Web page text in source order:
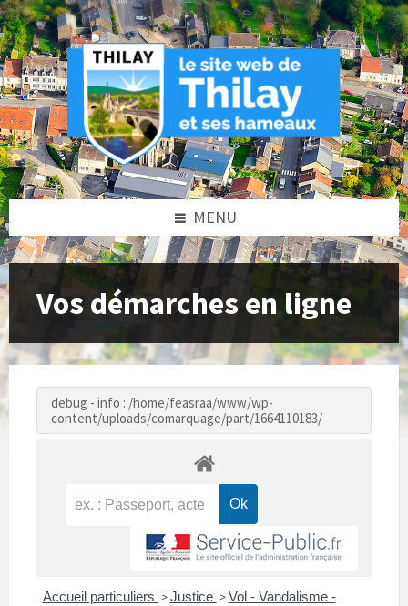
Skip
to
content
Skip
to
left
sidebar
Skip
to
footer
MENU
Vos démarches en ligne
debug - info : /home/feasraa/www/wp-
content/uploads/comarquage/part/1664110183/
Accueil particuliers > Justice > Vol - Vandalisme -